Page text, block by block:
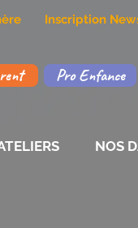
Inscription
Pro Enfance
NOS